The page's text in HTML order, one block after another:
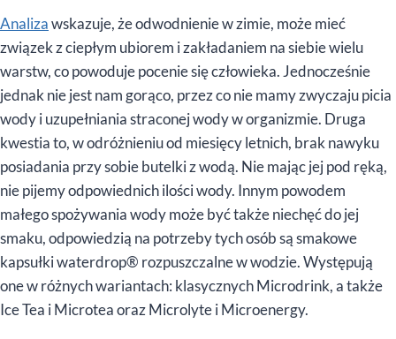
Analizawskazuje, że odwodnienie w zimie, może mieć
związek z ciepłym ubiorem i zakładaniem na siebie wielu
warstw, co powoduje pocenie się człowieka. Jednocześnie
jednak nie jest nam gorąco, przez co nie mamy zwyczaju picia
wody i uzupełniania straconej wody w organizmie. Druga
kwestia to, w odróżnieniu od miesięcy letnich, brak nawyku
posiadania przy sobie butelki z wodą. Nie mając jej pod ręką,
nie pijemy odpowiednich ilości wody. Innym powodem
małego spożywania wody może być także niechęć do jej
smaku, odpowiedzią na potrzeby tych osób są smakowe
kapsułki waterdrop® rozpuszczalne w wodzie. Występują
one w różnych wariantach: klasycznych Microdrink, a także
Ice Tea i Microtea oraz Microlyte i Microenergy.